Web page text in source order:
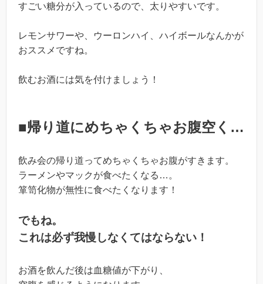
すごい糖分が入っているので、太りやすいです。
レモンサワーや、ウーロンハイ、ハイボールなんかが
おススメですね。
飲むお酒には気を付けましょう！
■帰り道にめちゃくちゃお腹空く…
飲み会の帰り道ってめちゃくちゃお腹がすきます。
ラーメンやマックが食べたくなる…。
箪笥化物が無性に食べたくなります！
でもね。
これは必ず我慢しなくてはならない！
お酒を飲んだ後は血糖値が下がり、